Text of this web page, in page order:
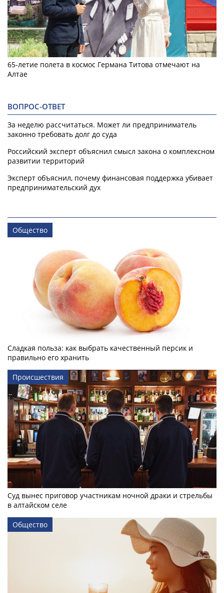
65-летие полета в космос Германа Титова отмечают на
Алтае
ВОПРОС-ОТВЕТ
За неделю рассчитаться. Может ли предприниматель
законно требовать долг до суда
Российский эксперт объяснил смысл закона о комплексном
развитии территорий
Эксперт объяснил, почему финансовая поддержка убивает
предпринимательский дух
Общество
Сладкая польза: как выбрать качественный персик и
правильно его хранить
Происшествия
Суд вынес приговор участникам ночной драки и стрельбы
в алтайском селе
Общество